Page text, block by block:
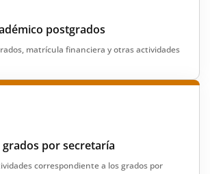
postgrados
matrícula financiera y otras actividades
grados por secretaría
correspondiente a los grados por